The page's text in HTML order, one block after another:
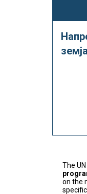
The
on the